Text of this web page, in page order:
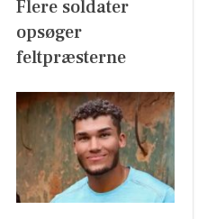
Flere soldater
opsøger
feltpræsterne